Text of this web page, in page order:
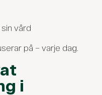
vård
på – varje dag.
i